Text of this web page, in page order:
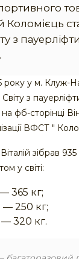
Коломієць
з
року у м. Клуж-
з
на фб-сторінці
ВФСТ "
зібрав
у світі:
365 кг;
250 кг;
— 320 кг.